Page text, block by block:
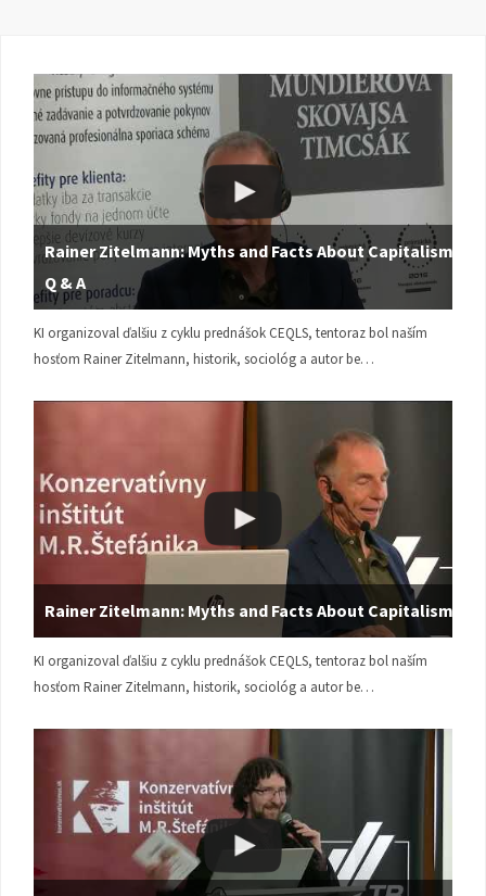
Rainer Zitelmann: Myths and Facts About Capitalism |
Q & A
KI organizoval ďalšiu z cyklu prednášok CEQLS, tentoraz bol naším
hosťom Rainer Zitelmann, historik, sociológ a autor be…
Rainer Zitelmann: Myths and Facts About Capitalism
KI organizoval ďalšiu z cyklu prednášok CEQLS, tentoraz bol naším
hosťom Rainer Zitelmann, historik, sociológ a autor be…